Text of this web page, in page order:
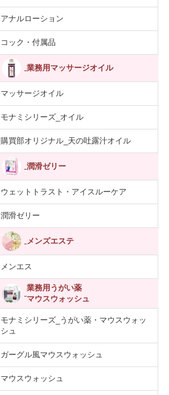
アナルローション
コック・付属品
業務用マッサージオイル
マッサージオイル
モナミシリーズ_オイル
購買部オリジナル_天の吐露汁オイル
潤滑ゼリー
ウェットトラスト・アイスルーケア
潤滑ゼリー
メンズエステ
メンエス
業務用うがい薬
マウスウォッシュ
モナミシリーズ_うがい薬・マウスウォッ
シュ
ガーグル風マウスウォッシュ
マウスウォッシュ